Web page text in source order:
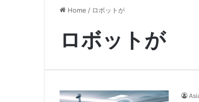
Home / ロボットが
ロボットが